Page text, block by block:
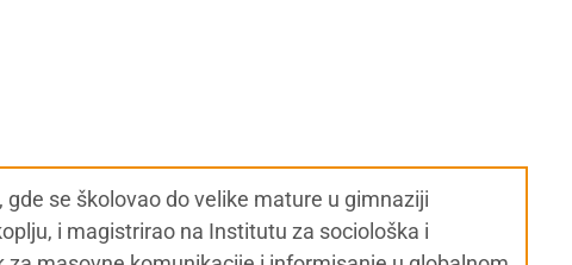
se školovao do velike mature u gimnaziji
i magistrirao na Institutu za sociološka i